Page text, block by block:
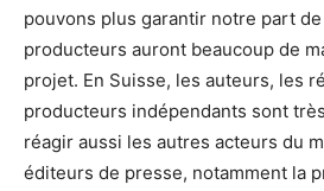
pouvons plus garantir notre part
producteurs auront beaucoup de
projet. En Suisse, les auteurs, les
producteurs indépendants sont
réagir aussi les autres acteurs du
éditeurs de presse, notamment la